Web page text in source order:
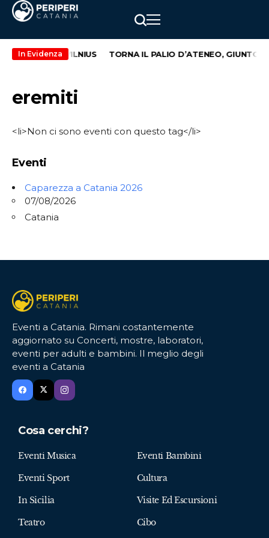
In Evidenza
CATANIA – VILNIUS TORNA IL PALIO D’ATENEO, GIUNTO
eremiti
<li>Non ci sono eventi con questo tag</li>
Eventi
Caparezza a Catania 2026
07/08/2026
Catania
Eventi a Catania. Rimani costantemente
aggiornato su Concerti, mostre, laboratori,
eventi per adulti e bambini. Il meglio degli
eventi a Catania
Cosa cerchi?
Eventi Musica Eventi Bambini
Eventi Sport Cultura
In Sicilia Visite Ed Escursioni
Teatro Cibo